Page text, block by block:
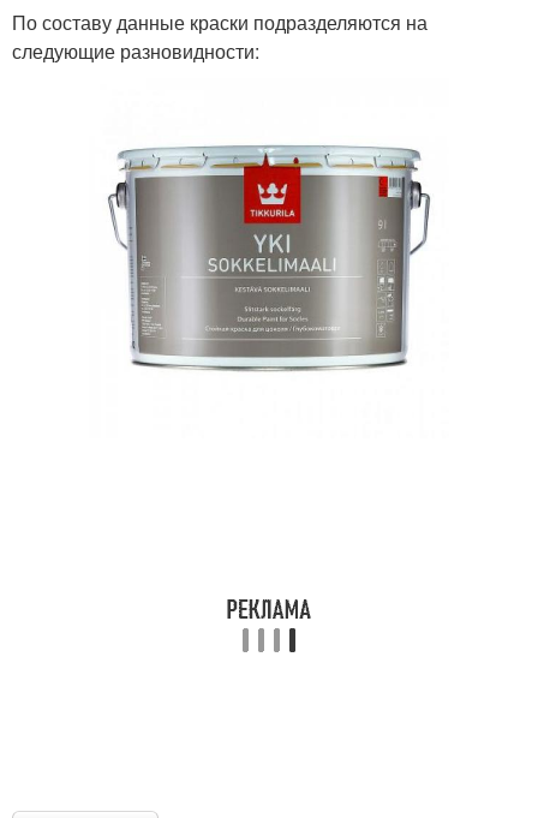
По составу данные краски подразделяются на
следующие разновидности: